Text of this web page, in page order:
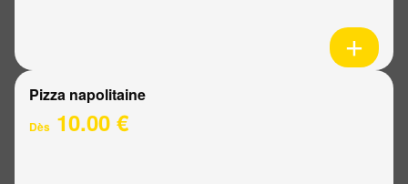
Pizza napolitaine
Dès 10.00 €